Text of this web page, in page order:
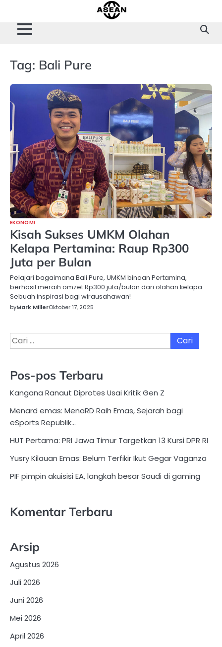
content
Tag: Bali Pure
EKONOMI
Kisah Sukses UMKM Olahan
Kelapa Pertamina: Raup Rp300
Juta per Bulan
Pelajari bagaimana Bali Pure, UMKM binaan Pertamina,
berhasil meraih omzet Rp300 juta/bulan dari olahan kelapa.
Sebuah inspirasi bagi wirausahawan!
byMark MillerOktober 17, 2025
Cari
untuk:
Pos-pos Terbaru
Kangana Ranaut Diprotes Usai Kritik Gen Z
Menard emas: MenaRD Raih Emas, Sejarah bagi
eSports Republik…
HUT Pertama: PRI Jawa Timur Targetkan 13 Kursi DPR RI
Yusry Kilauan Emas: Belum Terfikir Ikut Gegar Vaganza
PIF pimpin akuisisi EA, langkah besar Saudi di gaming
Komentar Terbaru
Arsip
Agustus 2026
Juli 2026
Juni 2026
Mei 2026
April 2026